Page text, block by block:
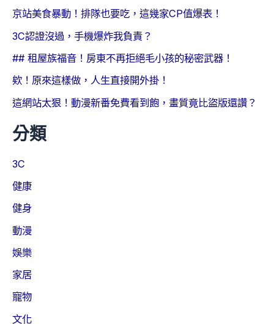
京站美食暴動！排隊也要吃，這幾家CP值爆表！
3C認證沒過，手機爆炸我負責？
## 租屋族福音！房東不再拒絕毛小孩的秘密武器！
欸！原來這樣做，人生直接開外掛！
這網站太狠！動漫新番免費看到飽，畫質竟比盜版還讚？
分類
3C
健康
健身
動漫
娛樂
家居
寵物
文化